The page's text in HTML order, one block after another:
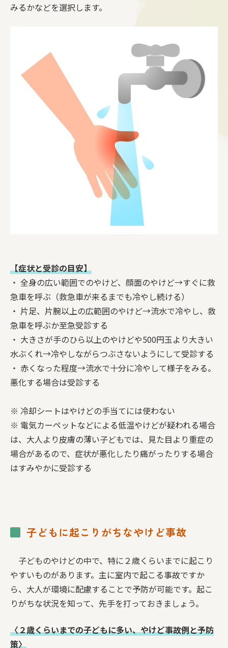
みるかなどを選択します。
【症状と受診の目安】
・ 全身の広い範囲でのやけど、顔面のやけど→すぐに救
急車を呼ぶ（救急車が来るまでも冷やし続ける）
・ 片足、片腕以上の広範囲のやけど→流水で冷やし、救
急車を呼ぶか至急受診する
・ 大きさが手のひら以上のやけどや500円玉より大きい
水ぶくれ→冷やしながらつぶさないようにして受診する
・ 赤くなった程度→流水で十分に冷やして様子をみる。
悪化する場合は受診する
※ 冷却シートはやけどの手当てには使わない
※ 電気カーペットなどによる低温やけどが疑われる場合
は、大人より皮膚の薄い子どもでは、見た目より重症の
場合があるので、症状が悪化したり痛がったりする場合
はすみやかに受診する
子どもに起こりがちなやけど事故
子どものやけどの中で、特に２歳くらいまでに起こり
やすいものがあります。主に室内で起こる事故ですか
ら、大人が環境に配慮することで予防が可能です。起こ
りがちな状況を知って、先手を打っておきましょう。
〈２歳くらいまでの子どもに多い、やけど事故例と予防
策〉